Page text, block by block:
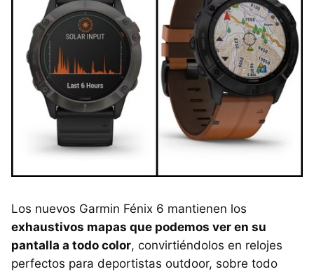
Los nuevos Garmin Fénix 6 mantienen los
exhaustivos mapas que podemos ver en su
pantalla a todo color, convirtiéndolos en relojes
perfectos para deportistas outdoor, sobre todo